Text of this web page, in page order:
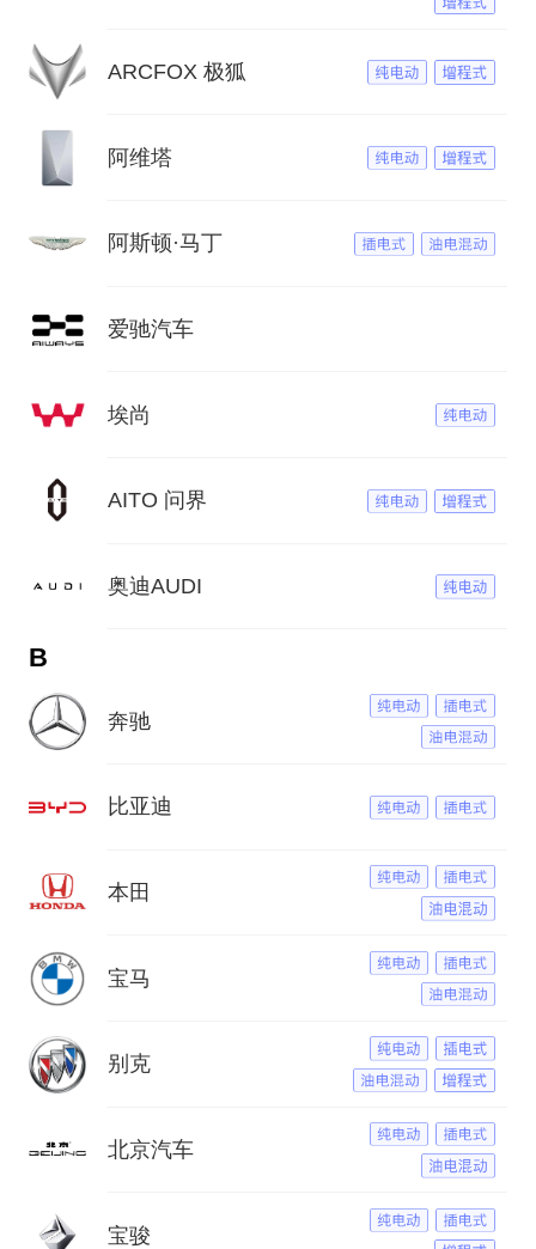
ARCFOX 极狐
阿维塔
阿斯顿·马丁
爱驰汽车
埃尚
AITO 问界
奥迪AUDI
B
奔驰
比亚迪
本田
宝马
别克
北京汽车
宝骏